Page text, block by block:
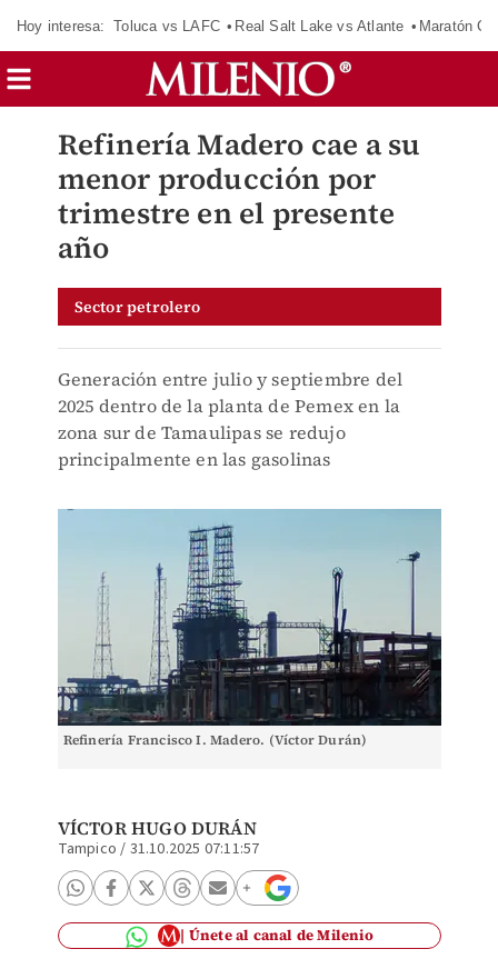
Hoy interesa: Toluca vs LAFC Real Salt Lake vs Atlante Maratón
Refinería Madero cae a su
menor producción por
trimestre en el presente
año
Sector petrolero
Generación entre julio y septiembre del
2025 dentro de la planta de Pemex en la
zona sur de Tamaulipas se redujo
principalmente en las gasolinas
Refinería Francisco I. Madero. (Víctor Durán)
VÍCTOR HUGO DURÁN
Tampico / 31.10.2025 07:11:57
Únete al canal de Milenio